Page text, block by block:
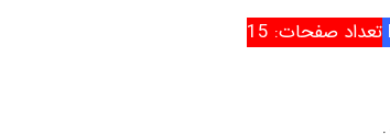
تعداد صفحات: 15